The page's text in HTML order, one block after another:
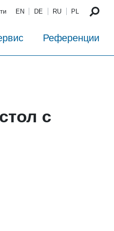
EN DE RU PL
Референции
с